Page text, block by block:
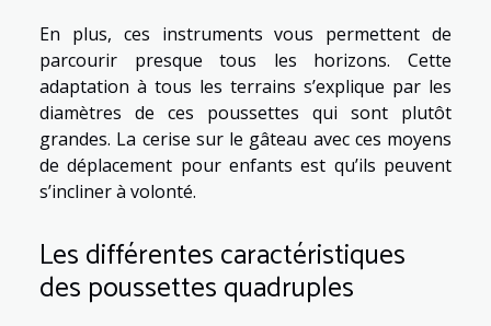
En plus, ces instruments vous permettent de
parcourir presque tous les horizons. Cette
adaptation à tous les terrains s’explique par les
diamètres de ces poussettes qui sont plutôt
grandes. La cerise sur le gâteau avec ces moyens
de déplacement pour enfants est qu’ils peuvent
s’incliner à volonté.
Les différentes caractéristiques
des poussettes quadruples